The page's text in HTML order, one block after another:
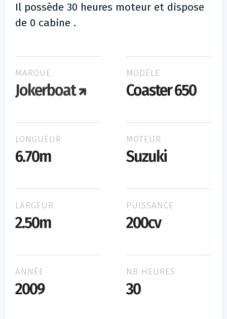
Il possède 30 heures moteur et dispose
de 0 cabine .
MARQUE
Jokerboat
MODÈLE
Coaster 650
LONGUEUR
6.70m
MOTEUR
Suzuki
LARGEUR
2.50m
PUISSANCE
200cv
ANNÉE
2009
NB HEURES
30